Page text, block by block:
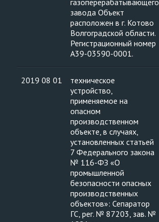
газоперерабатывающего
завода Объект
расположен в г. Котово
Волгоградской области.
Регистрационный номер
А39-03590-0001.
2019 08 01
техническое
устройство,
применяемое на
опасном
производственном
объекте, в случаях,
установленных статьей
7 Федерального закона
№ 116-ФЗ «О
промышленной
безопасности опасных
производственных
объектов»: Сепаратор
ГС, рег. № 87203, зав. №